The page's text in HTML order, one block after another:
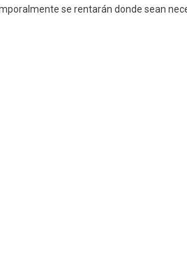
se rentarán donde sean